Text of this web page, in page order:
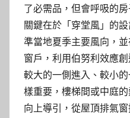
了必需品，但會呼吸的
關鍵在於「穿堂風」的
準當地夏季主要風向，
窗戶，利用伯努利效應
較大的一側進入、較小
樣重要，樓梯間或中庭
向上導引，從屋頂排氣